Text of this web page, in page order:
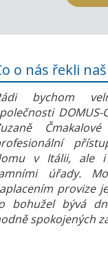
o nás řekli
bychom
v Itálii, ale i
úřady.
provize
bohužel bývá
spokojených